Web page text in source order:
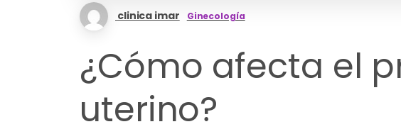
clinica imar Ginecología
¿Cómo afecta el
uterino?